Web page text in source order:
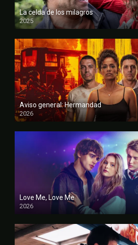
La celda de los milagros
2025
FULL HD
Aviso general: Hermandad
2026
FULL HD
Love Me, Love Me
2026
FULL HD